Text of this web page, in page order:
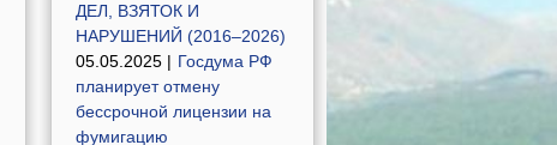
ДЕЛ, ВЗЯТОК И
НАРУШЕНИЙ (2016–2026)
05.05.2025 | Госдума РФ
планирует отмену
бессрочной лицензии на
фумигацию